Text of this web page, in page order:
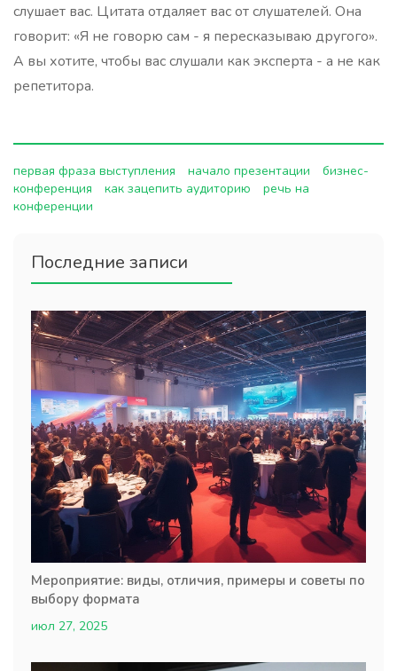
слушает вас. Цитата отдаляет вас от слушателей. Она
говорит: «Я не говорю сам - я пересказываю другого».
А вы хотите, чтобы вас слушали как эксперта - а не как
репетитора.
первая фраза выступления начало презентации
бизнес-
конференция
как зацепить аудиторию
речь на
конференции
Последние записи
Мероприятие: виды, отличия, примеры и советы по
выбору формата
июл 27, 2025